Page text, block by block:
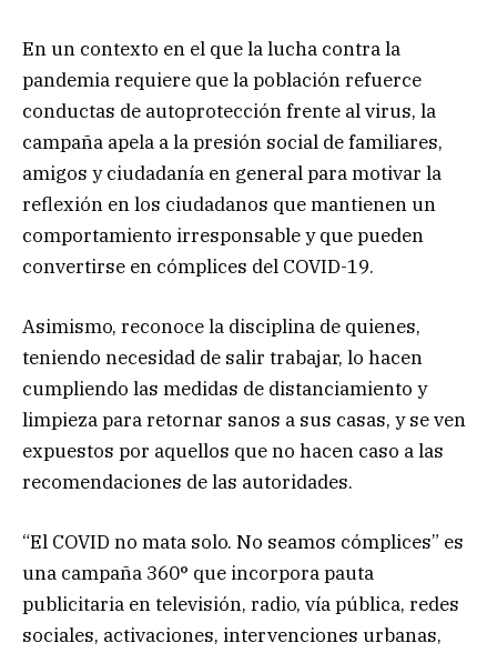
En un contexto en el que la lucha contra la
pandemia requiere que la población refuerce
conductas de autoprotección frente al virus, la
campaña apela a la presión social de familiares,
amigos y ciudadanía en general para motivar la
reflexión en los ciudadanos que mantienen un
comportamiento irresponsable y que pueden
convertirse en cómplices del COVID-19.
Asimismo, reconoce la disciplina de quienes,
teniendo necesidad de salir trabajar, lo hacen
cumpliendo las medidas de distanciamiento y
limpieza para retornar sanos a sus casas, y se ven
expuestos por aquellos que no hacen caso a las
recomendaciones de las autoridades.
“El COVID no mata solo. No seamos cómplices” es
una campaña 360° que incorpora pauta
publicitaria en televisión, radio, vía pública, redes
sociales, activaciones, intervenciones urbanas,